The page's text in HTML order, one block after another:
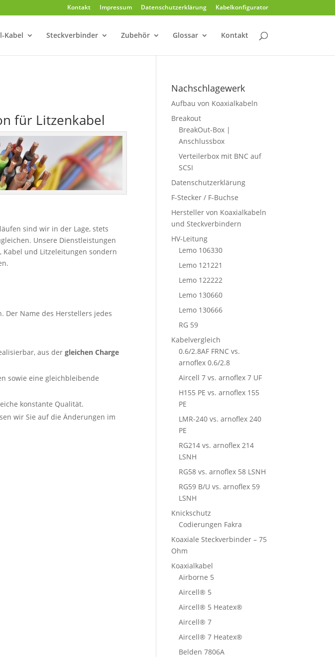
Kontakt Impressum Datenschutzerklärung Kabelkonfigurator
Kabel Steckverbinder Zubehör Glossar Kontakt
für Litzenkabel
sind wir in der Lage, stets
Unsere Dienstleistungen
und Litzeleitungen sondern
Der Name des Herstellers jedes
aus dergleichen Charge
sowie eine gleichbleibende
konstante Qualität.
wir Sie auf die Änderungen im
Nachschlagewerk
Aufbau von Koaxialkabeln
Breakout
BreakOut-Box |
Anschlussbox
Verteilerbox mit BNC auf
SCSI
Datenschutzerklärung
F-Stecker / F-Buchse
Hersteller von Koaxialkabeln
und Steckverbindern
HV-Leitung
Lemo 106330
Lemo 121221
Lemo 122222
Lemo 130660
Lemo 130666
RG 59
Kabelvergleich
0.6/2.8AF FRNC vs.
arnoflex 0.6/2.8
Aircell 7 vs. arnoflex 7 UF
H155 PE vs. arnoflex 155
PE
LMR-240 vs. arnoflex 240
PE
RG214 vs. arnoflex 214
LSNH
RG58 vs. arnoflex 58 LSNH
RG59 B/U vs. arnoflex 59
LSNH
Knickschutz
Codierungen Fakra
Koaxiale Steckverbinder – 75
Ohm
Koaxialkabel
Airborne 5
Aircell® 5
Aircell® 5 Heatex®
Aircell® 7
Aircell® 7 Heatex®
Belden 7806A